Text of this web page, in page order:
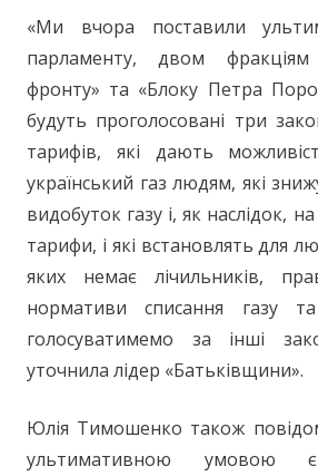
«Ми вчора поставили
парламенту, двом
фронту» та «Блоку Петра
будуть проголосовані три
тарифів, які дають
український газ людям, які
видобуток газу і, як наслідок,
тарифи, і які встановлять для
яких немає лічильників,
нормативи списання газу
голосуватимемо за інші
уточнила лідер «Батьківщини».
Юлія Тимошенко також
ультимативною умовою